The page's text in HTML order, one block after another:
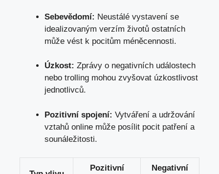
Sebevědomí: Neustálé vystavení se
idealizovaným verzím životů ostatních
může vést k pocitům méněcennosti.
Úzkost: Zprávy o negativních událostech
nebo trolling mohou zvyšovat úzkostlivost
jednotlivců.
Pozitivní spojení: Vytváření a udržování
vztahů online může posílit pocit patření a
sounáležitosti.
Pozitivní
Negativní